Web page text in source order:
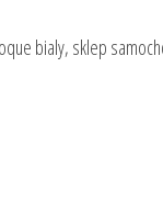
bialy, sklep